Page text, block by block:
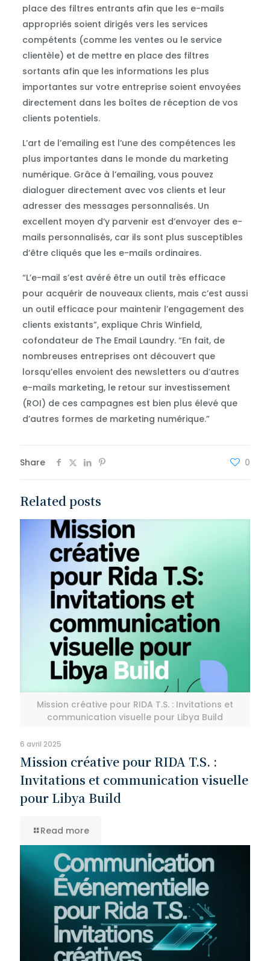
place des filtres entrants afin que les e-mails
appropriés soient dirigés vers les services
compétents (comme les ventes ou le service
clientèle) et de mettre en place des filtres
sortants afin que les informations les plus
importantes sur votre entreprise soient envoyées
directement dans les boîtes de réception de vos
clients potentiels.
L’art de l’emailing est l’une des compétences les
plus importantes dans le monde du marketing
numérique. Grâce à l’emailing, vous pouvez
dialoguer directement avec vos clients et leur
adresser des messages personnalisés. Un
excellent moyen d’y parvenir est d’envoyer des e-
mails personnalisés, car ils sont plus susceptibles
d’être cliqués que les e-mails ordinaires.
“L’e-mail s’est avéré être un outil très efficace
pour acquérir de nouveaux clients, mais c’est aussi
un outil efficace pour maintenir l’engagement des
clients existants”, explique Chris Winfield,
cofondateur de The Email Laundry. “En fait, de
nombreuses entreprises ont découvert que
lorsqu’elles envoient des newsletters ou d’autres
e-mails marketing, le retour sur investissement
(ROI) de ces campagnes est bien plus élevé que
d’autres formes de marketing numérique.”
Share 0
Related posts
Mission créative pour RIDA T.S. : Invitations et
communication visuelle pour Libya Build
6 avril 2025
Mission créative pour RIDA T.S. :
Invitations et communication visuelle
pour Libya Build
Read more